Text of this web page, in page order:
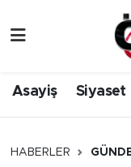
Asayiş Siyaset
HABERLER
Gündem
Sağlık &
Düzce
Düzce Hava
Düzce